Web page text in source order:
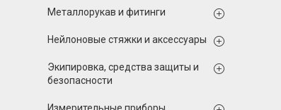
Металлорукав и фитинги
Нейлоновые стяжки и аксессуары
Экипировка, средства защиты и
безопасности